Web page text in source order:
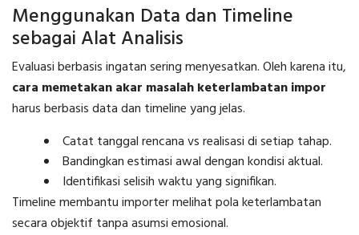
Menggunakan Data dan Timeline
sebagai Alat Analisis
Evaluasi berbasis ingatan sering menyesatkan. Oleh karena itu,
cara memetakan akar masalah keterlambatan impor
harus berbasis data dan timeline yang jelas.
Catat tanggal rencana vs realisasi di setiap tahap.
Bandingkan estimasi awal dengan kondisi aktual.
Identifikasi selisih waktu yang signifikan.
Timeline membantu importer melihat pola keterlambatan
secara objektif tanpa asumsi emosional.